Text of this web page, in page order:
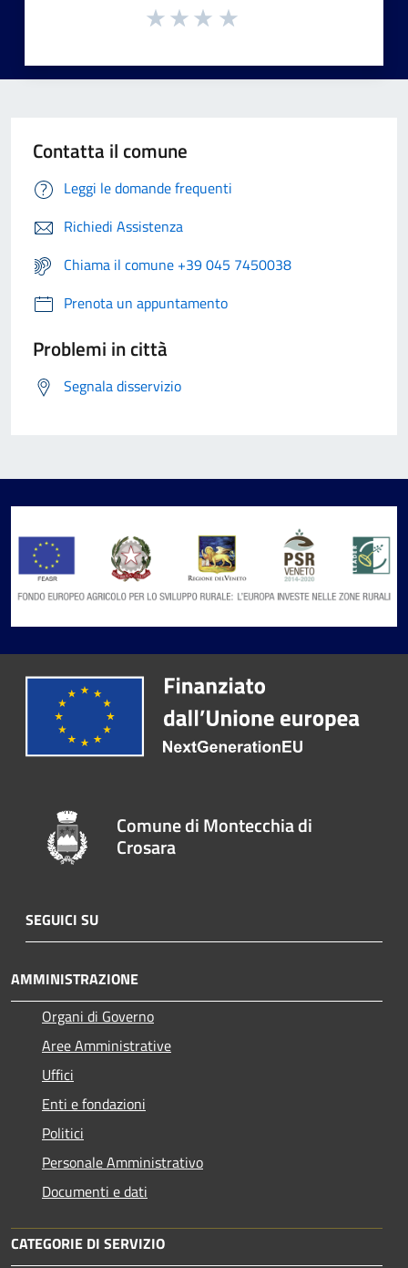
Contatta il comune
Leggi le domande frequenti
Richiedi Assistenza
Chiama il comune +39 045 7450038
Prenota un appuntamento
Problemi in città
Segnala disservizio
Comune di Montecchia di
Crosara
SEGUICI SU
AMMINISTRAZIONE
Organi di Governo
Aree Amministrative
Uffici
Enti e fondazioni
Politici
Personale Amministrativo
Documenti e dati
CATEGORIE DI SERVIZIO